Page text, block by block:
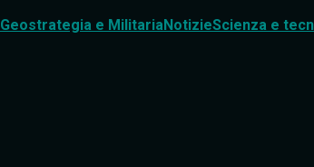
Geostrategia e MilitariaNotizieScienza e